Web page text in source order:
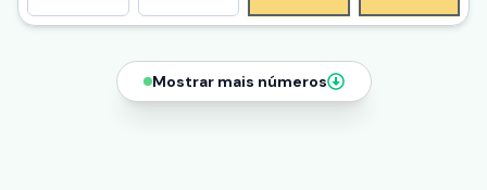
Mostrar mais números